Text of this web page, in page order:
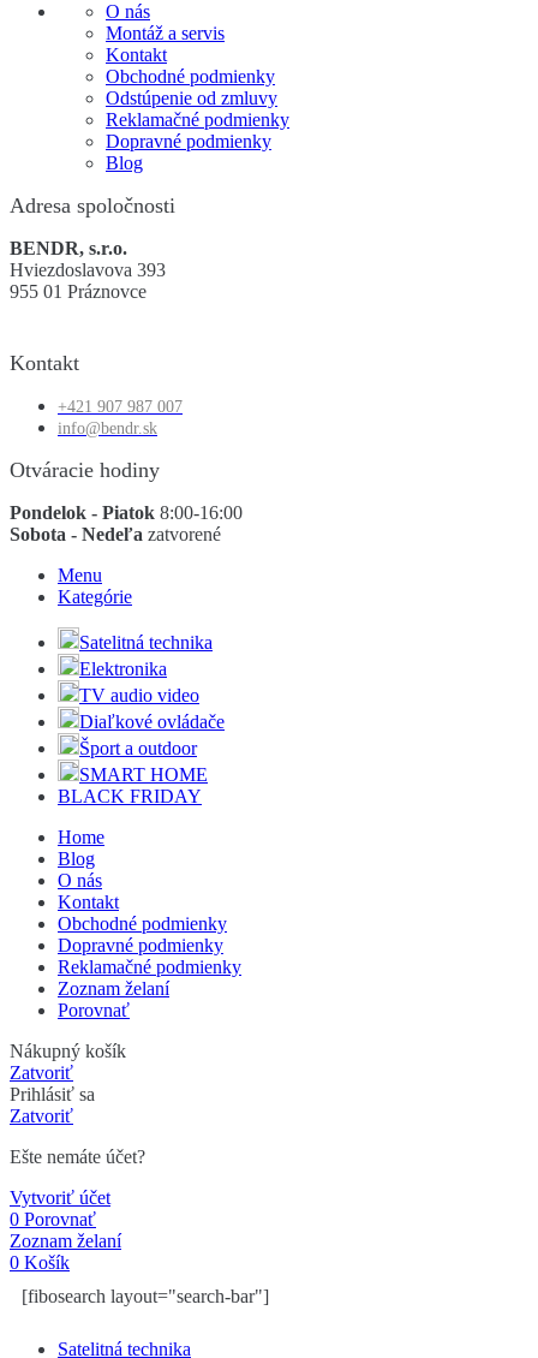
O nás
Montáž a servis
Kontakt
Obchodné podmienky
Odstúpenie od zmluvy
Reklamačné podmienky
Dopravné podmienky
Blog
Adresa spoločnosti
BENDR, s.r.o.
Hviezdoslavova 393
955 01 Práznovce
Kontakt
+421 907 987 007
info@bendr.sk
Otváracie hodiny
Pondelok - Piatok 8:00-16:00
Sobota - Nedeľa zatvorené
Menu
Kategórie
Satelitná technika
Elektronika
TV audio video
Diaľkové ovládače
Šport a outdoor
SMART HOME
BLACK FRIDAY
Home
Blog
O nás
Kontakt
Obchodné podmienky
Dopravné podmienky
Reklamačné podmienky
Zoznam želaní
Porovnať
Nákupný košík
Zatvoriť
Prihlásiť sa
Zatvoriť
Ešte nemáte účet?
Vytvoriť účet
0 Porovnať
Zoznam želaní
0 Košík
[fibosearch layout="search-bar"]
Satelitná technika